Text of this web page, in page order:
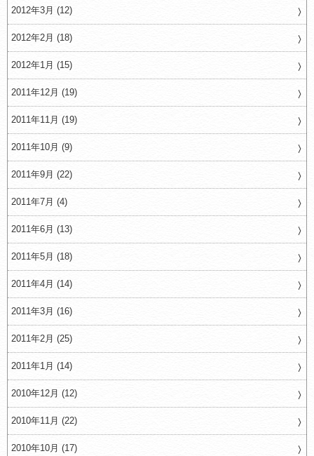
2012年3月 (12)
2012年2月 (18)
2012年1月 (15)
2011年12月 (19)
2011年11月 (19)
2011年10月 (9)
2011年9月 (22)
2011年7月 (4)
2011年6月 (13)
2011年5月 (18)
2011年4月 (14)
2011年3月 (16)
2011年2月 (25)
2011年1月 (14)
2010年12月 (12)
2010年11月 (22)
2010年10月 (17)